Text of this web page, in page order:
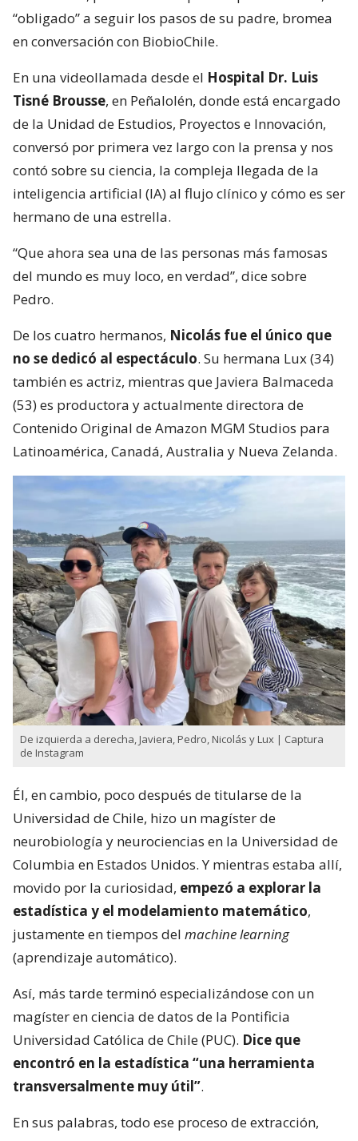
“obligado” a seguir los pasos de su padre, bromea
en conversación con BiobioChile.
En una videollamada desde el Hospital Dr. Luis
Tisné Brousse, en Peñalolén, donde está encargado
de la Unidad de Estudios, Proyectos e Innovación,
conversó por primera vez largo con la prensa y nos
contó sobre su ciencia, la compleja llegada de la
inteligencia artificial (IA) al flujo clínico y cómo es ser
hermano de una estrella.
“Que ahora sea una de las personas más famosas
del mundo es muy loco, en verdad”, dice sobre
Pedro.
De los cuatro hermanos, Nicolás fue el único que
no se dedicó al espectáculo. Su hermana Lux (34)
también es actriz, mientras que Javiera Balmaceda
(53) es productora y actualmente directora de
Contenido Original de Amazon MGM Studios para
Latinoamérica, Canadá, Australia y Nueva Zelanda.
De izquierda a derecha, Javiera, Pedro, Nicolás y Lux | Captura
de Instagram
Él, en cambio, poco después de titularse de la
Universidad de Chile, hizo un magíster de
neurobiología y neurociencias en la Universidad de
Columbia en Estados Unidos. Y mientras estaba allí,
movido por la curiosidad, empezó a explorar la
estadística y el modelamiento matemático,
justamente en tiempos del machine learning
(aprendizaje automático).
Así, más tarde terminó especializándose con un
magíster en ciencia de datos de la Pontificia
Universidad Católica de Chile (PUC). Dice que
encontró en la estadística “una herramienta
transversalmente muy útil”.
En sus palabras, todo ese proceso de extracción,